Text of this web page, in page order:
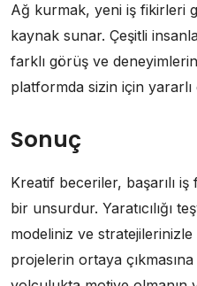
Ağ kurmak, yeni iş fikirleri
kaynak sunar. Çeşitli
farklı görüş ve
platformda sizin için yararlı
Sonuç
Kreatif beceriler, başarılı
bir unsurdur. Yaratıcılığı
modeliniz ve
projelerin ortaya